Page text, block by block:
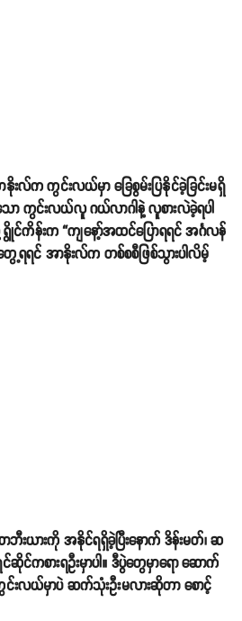
းလ်က ကွင်းလယ်မှာ ခြေစွမ်းပြနိုင်ခဲ့ခြင်းမရှိ
ာ ကွင်းလယ်လူ ဂယ်လာဂါနဲ့ လူစားလဲခဲ့ရပါ
န်းက “ကျနော့်အထင်ပြောရရင် အင်္ဂလန်
ရရင် အာနိုးလ်က တစ်စစီဖြစ်သွားပါလိမ့်
းယားကို အနိုင်ရရှိခဲ့ပြီးနောက် ဒိန်းမတ်၊ ဆ
ကစားရဦးမှာပါ။ ဒီပွဲတွေမှာရော ဆောက်
လယ်မှာပဲ ဆက်သုံးဦးမလားဆိုတာ စောင့်